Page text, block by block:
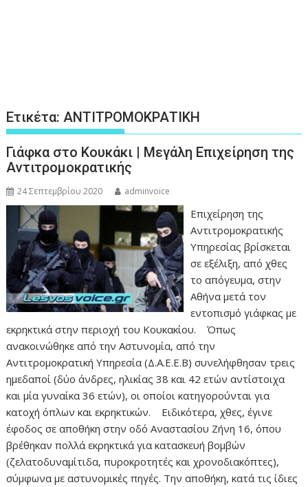
Ετικέτα:ΑΝΤΙΤΡΟΜΟΚΡΑΤΙΚΗ
Γιάφκα στο Κουκάκι | Μεγάλη Επιχείρηση της
Αντιτρομοκρατικής
24 Σεπτεμβρίου 2020 adminvoice
Επιχείρηση της
Αντιτρομοκρατικής
Υπηρεσίας βρίσκεται
σε εξέλιξη, από χθες
το απόγευμα, στην
Αθήνα μετά τον
εντοπισμό γιάφκας με
εκρηκτικά στην περιοχή του Κουκακίου. Όπως
ανακοινώθηκε από την Αστυνομία, από την
Αντιτρομοκρατική Υπηρεσία (Δ.Α.Ε.Ε.Β) συνελήφθησαν τρεις
ημεδαποί (δύο άνδρες, ηλικίας 38 και 42 ετών αντίστοιχα
και μία γυναίκα 36 ετών), οι οποίοι κατηγορούνται για
κατοχή όπλων και εκρηκτικών. Ειδικότερα, χθες, έγινε
έφοδος σε αποθήκη στην οδό Αναστασίου Ζήνη 16, όπου
βρέθηκαν πολλά εκρηκτικά για κατασκευή βομβών
(ζελατοδυναμίτιδα, πυροκροτητές και χρονοδιακόπτες),
σύμφωνα με αστυνομικές πηγές. Την αποθήκη, κατά τις ίδιες